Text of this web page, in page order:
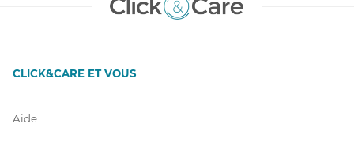
CLICK&CARE ET VOUS
Aide